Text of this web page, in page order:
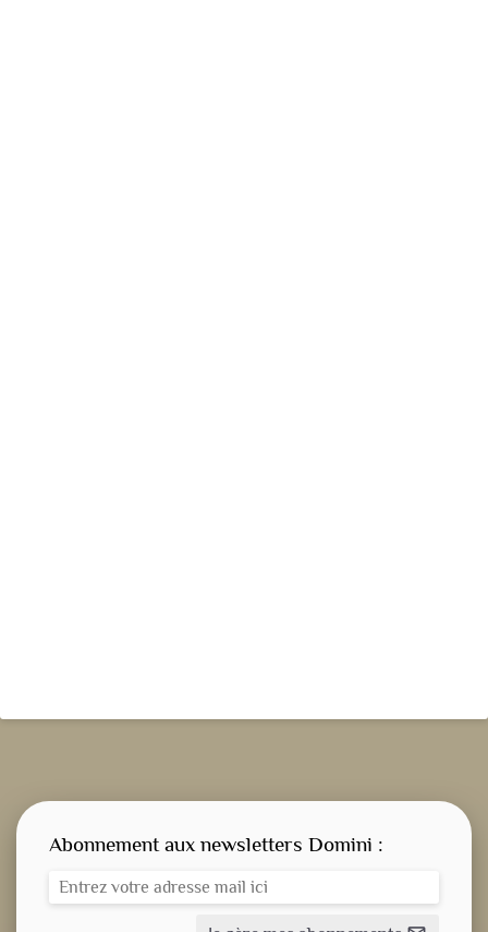
Abonnement aux newsletters Domini :